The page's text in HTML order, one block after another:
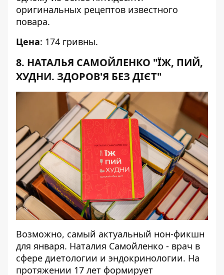
оригинальных рецептов известного
повара.
Цена: 174 гривны.
8. НАТАЛЬЯ САМОЙЛЕНКО "ЇЖ, ПИЙ,
ХУДНИ. ЗДОРОВ'Я БЕЗ ДІЄТ"
Возможно, самый актуальный нон-фикшн
для января. Наталия Самойленко - врач в
сфере диетологии и эндокринологии. На
протяжении 17 лет формирует